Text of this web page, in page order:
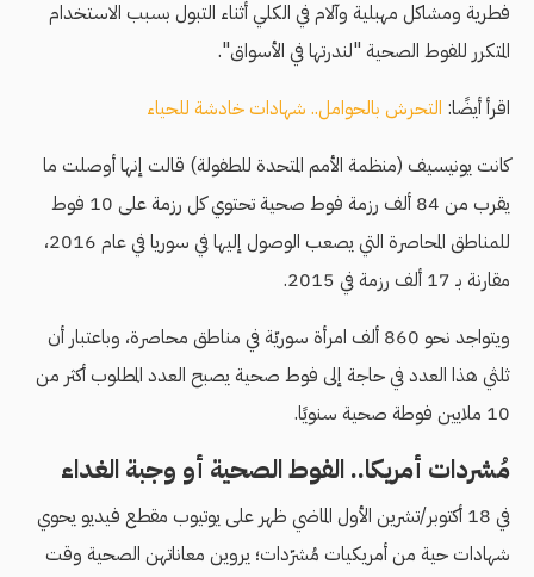
فطرية ومشاكل مهبلية وآلام في الكلي أثناء التبول بسبب الاستخدام
المتكرر للفوط الصحية "لندرتها في الأسواق".
اقرأ أيضًا: التحرش بالحوامل.. شهادات خادشة للحياء
كانت يونيسيف (منظمة الأمم المتحدة للطفولة) قالت إنها أوصلت ما
يقرب من 84 ألف رزمة فوط صحية تحتوي كل رزمة على 10 فوط
للمناطق المحاصرة التي يصعب الوصول إليها في سوريا في عام 2016،
مقارنة بـ 17 ألف رزمة في 2015.
ويتواجد نحو 860 ألف امرأة سوريّة في مناطق محاصرة، وباعتبار أن
ثلثي هذا العدد في حاجة إلى فوط صحية يصبح العدد المطلوب أكثر من
10 ملايين فوطة صحية سنويًا.
مُشردات أمريكا.. الفوط الصحية أو وجبة الغداء
في 18 أكتوبر/تشرين الأول الماضي ظهر على يوتيوب مقطع فيديو يحوي
شهادات حية من أمريكيات مُشرّدات؛ يروين معاناتهن الصحية وقت